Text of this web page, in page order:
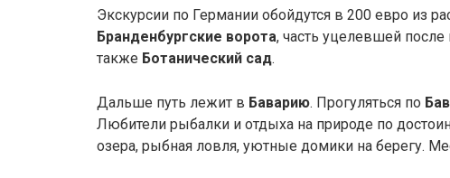
Экскурсии по Германии обойдутся в 200 евро из
Бранденбургские ворота, часть уцелевшей
также Ботанический сад.
Дальше путь лежит в Баварию. Прогуляться по
Любители рыбалки и отдыха на природе по
озера, рыбная ловля, уютные домики на берегу.